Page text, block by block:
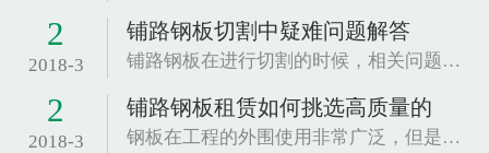
2
2018-3
铺路钢板切割中疑难问题解答
铺路钢板在进行切割的时候，相关问题也是很关...
2
2018-3
铺路钢板租赁如何挑选高质量的
钢板在工程的外围使用非常广泛，但是因为这种材...